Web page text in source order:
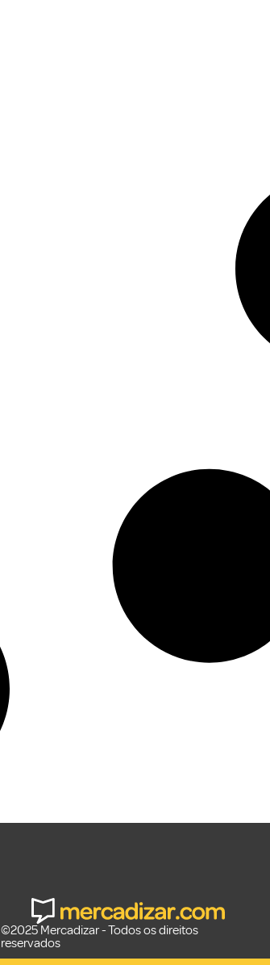
©2025 Mercadizar - Todos os direitos
reservados